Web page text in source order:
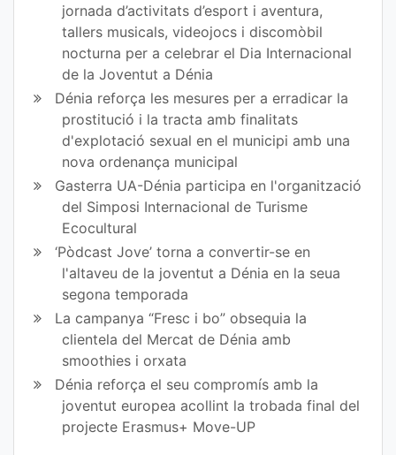
jornada d’activitats d’esport i aventura,
tallers musicals, videojocs i discomòbil
nocturna per a celebrar el Dia Internacional
de la Joventut a Dénia
Dénia reforça les mesures per a erradicar la
prostitució i la tracta amb finalitats
d'explotació sexual en el municipi amb una
nova ordenança municipal
Gasterra UA-Dénia participa en l'organització
del Simposi Internacional de Turisme
Ecocultural
‘Pòdcast Jove’ torna a convertir-se en
l'altaveu de la joventut a Dénia en la seua
segona temporada
La campanya “Fresc i bo” obsequia la
clientela del Mercat de Dénia amb
smoothies i orxata
Dénia reforça el seu compromís amb la
joventut europea acollint la trobada final del
projecte Erasmus+ Move-UP